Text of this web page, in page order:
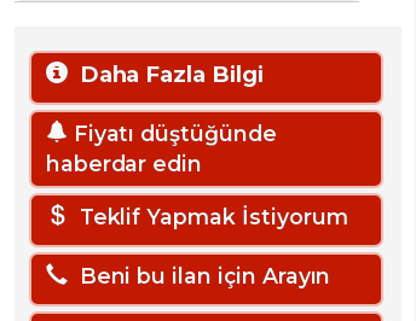
Daha Fazla Bilgi
Fiyatı düştüğünde
haberdar edin
Teklif Yapmak İstiyorum
Beni bu ilan için Arayın